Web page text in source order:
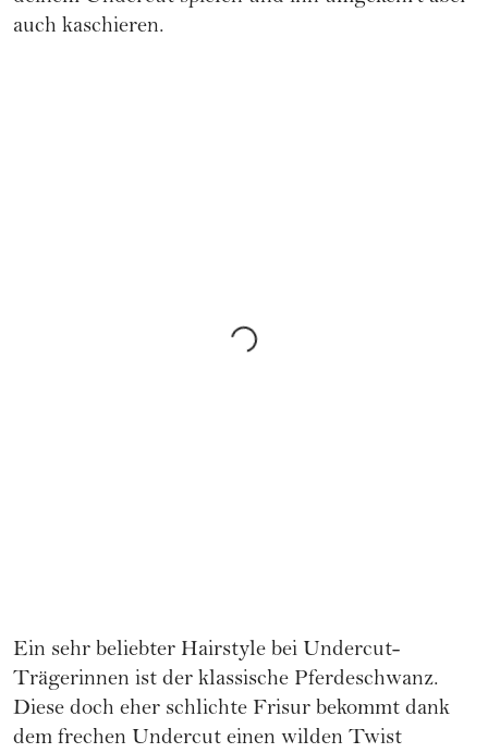
auch kaschieren.
Ein sehr beliebter Hairstyle bei Undercut-
Trägerinnen ist der klassische Pferdeschwanz.
Diese doch eher schlichte Frisur bekommt dank
dem frechen Undercut einen wilden Twist